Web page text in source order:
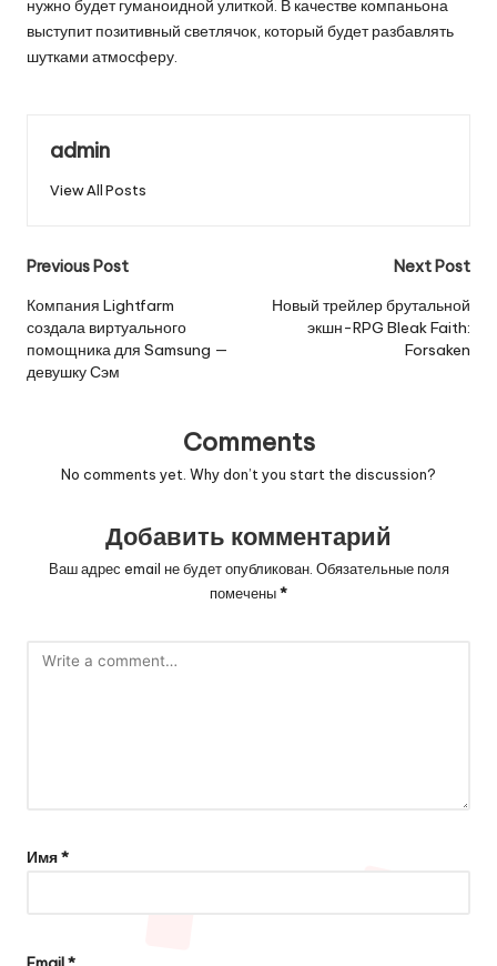
нужно будет гуманоидной улиткой. В качестве компаньона
выступит позитивный светлячок, который будет разбавлять
шутками атмосферу.
admin
View All Posts
Post
navigation
Previous Post
Компания Lightfarm
создала виртуального
помощника для Samsung —
девушку Сэм
Next Post
Новый трейлер брутальной
экшн-RPG Bleak Faith:
Forsaken
Comments
No comments yet. Why don’t you start the discussion?
Добавить комментарий
Ваш адрес email не будет опубликован. Обязательные поля
помечены*
Имя*